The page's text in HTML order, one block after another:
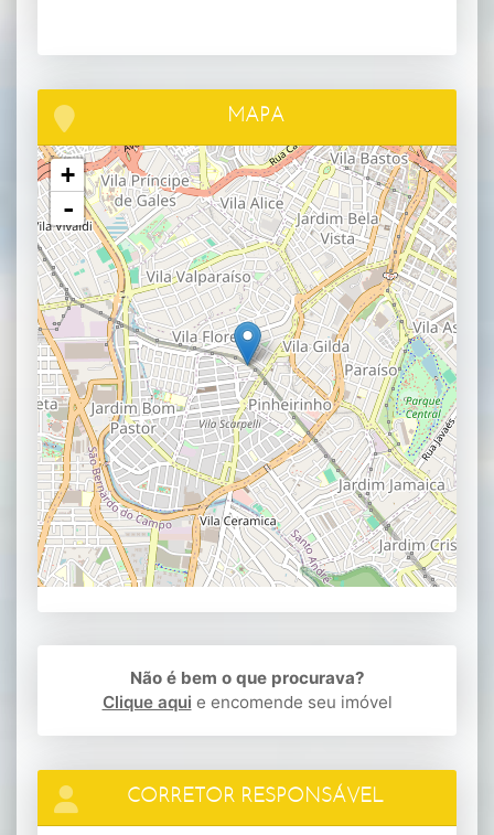
MAPA
+
-
Não é bem o que procurava?
Clique aqui e encomende seu imóvel
CORRETOR RESPONSÁVEL